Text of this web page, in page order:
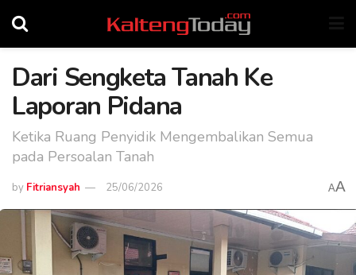
Dari Sengketa Tanah Ke
Laporan Pidana
Ketika Ruang Penyidik Mengembalikan Semua
pada Persoalan Tanah
by Fitriansyah 25/06/2026 AA